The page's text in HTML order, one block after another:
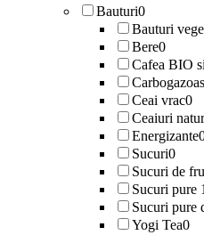
Bauturi0
Bauturi
Bere0
Cafea BIO
Ceai vrac0
Ceaiuri
Energizante
Sucuri0
Sucuri de
Sucuri pure
Sucuri pure
Yogi Tea0